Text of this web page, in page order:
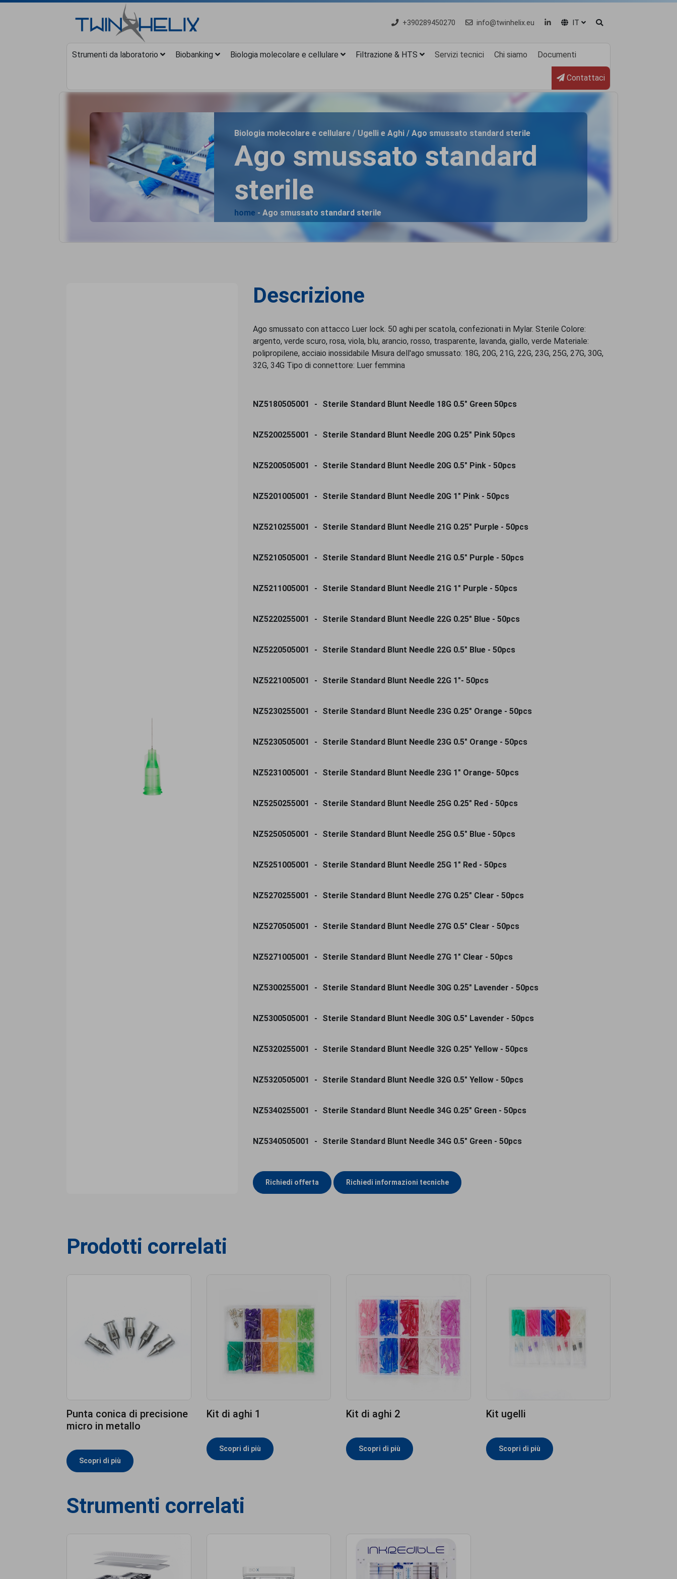
IT
info@twinhelix.eu
+390289450270
Strumenti da laboratorio Biobanking Biologia molecolare e cellulare Filtrazione & HTS Servizi tecnici Chi siamo Documenti
Contattaci
Biologia molecolare e cellulare / Ugelli e Aghi / Ago smussato standard sterile
Ago smussato standard
sterile
home - Ago smussato standard sterile
Descrizione
Ago smussato con attacco Luer lock. 50 aghi per scatola, confezionati in Mylar. Sterile Colore:
argento, verde scuro, rosa, viola, blu, arancio, rosso, trasparente, lavanda, giallo, verde Materiale:
polipropilene, acciaio inossidabile Misura dell'ago smussato: 18G, 20G, 21G, 22G, 23G, 25G, 27G, 30G,
32G, 34G Tipo di connettore: Luer femmina
NZ5180505001 Sterile Standard Blunt Needle 18G 0.5" Green 50pcs
NZ5200255001 Sterile Standard Blunt Needle 20G 0.25" Pink 50pcs
NZ5200505001 Sterile Standard Blunt Needle 20G 0.5" Pink - 50pcs
NZ5201005001 Sterile Standard Blunt Needle 20G 1" Pink - 50pcs
NZ5210255001 Sterile Standard Blunt Needle 21G 0.25" Purple - 50pcs
NZ5210505001 Sterile Standard Blunt Needle 21G 0.5" Purple - 50pcs
NZ5211005001 Sterile Standard Blunt Needle 21G 1" Purple - 50pcs
NZ5220255001 Sterile Standard Blunt Needle 22G 0.25" Blue - 50pcs
NZ5220505001 Sterile Standard Blunt Needle 22G 0.5" Blue - 50pcs
NZ5221005001 Sterile Standard Blunt Needle 22G 1"- 50pcs
NZ5230255001 Sterile Standard Blunt Needle 23G 0.25" Orange - 50pcs
NZ5230505001 Sterile Standard Blunt Needle 23G 0.5" Orange - 50pcs
NZ5231005001 Sterile Standard Blunt Needle 23G 1" Orange- 50pcs
NZ5250255001 Sterile Standard Blunt Needle 25G 0.25" Red - 50pcs
NZ5250505001 Sterile Standard Blunt Needle 25G 0.5" Blue - 50pcs
NZ5251005001 Sterile Standard Blunt Needle 25G 1" Red - 50pcs
NZ5270255001 Sterile Standard Blunt Needle 27G 0.25" Clear - 50pcs
NZ5270505001 Sterile Standard Blunt Needle 27G 0.5" Clear - 50pcs
NZ5271005001 Sterile Standard Blunt Needle 27G 1" Clear - 50pcs
NZ5300255001 Sterile Standard Blunt Needle 30G 0.25" Lavender - 50pcs
NZ5300505001 Sterile Standard Blunt Needle 30G 0.5" Lavender - 50pcs
NZ5320255001 Sterile Standard Blunt Needle 32G 0.25" Yellow - 50pcs
NZ5320505001 Sterile Standard Blunt Needle 32G 0.5" Yellow - 50pcs
NZ5340255001 Sterile Standard Blunt Needle 34G 0.25" Green - 50pcs
NZ5340505001 Sterile Standard Blunt Needle 34G 0.5" Green - 50pcs
Richiedi offerta Richiedi informazioni tecniche
Prodotti correlati
Punta conica di precisione
micro in metallo
Scopri di più
Kit di aghi 1
Scopri di più
Kit di aghi 2
Scopri di più
Kit ugelli
Scopri di più
Strumenti correlati